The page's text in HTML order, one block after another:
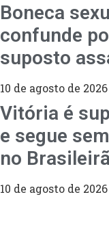
Boneca
confunde
suposto
10 de agosto de 2026
Vitória é
e segue
no
10 de agosto de 2026